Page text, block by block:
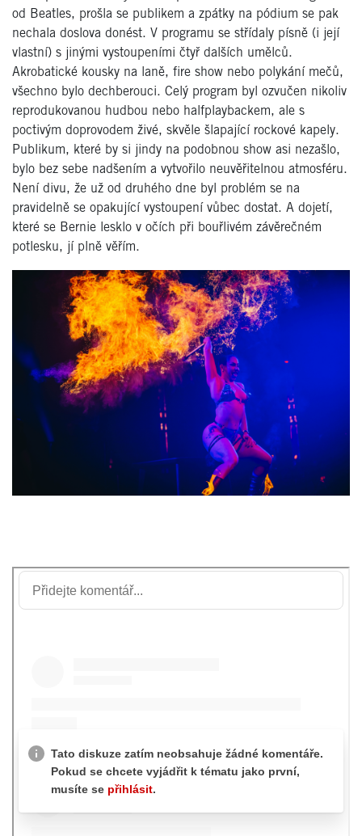
od Beatles, prošla se publikem a zpátky na pódium se pak
nechala doslova donést. V programu se střídaly písně (i její
vlastní) s jinými vystoupeními čtyř dalších umělců.
Akrobatické kousky na laně, fire show nebo polykání mečů,
všechno bylo dechberouci. Celý program byl ozvučen nikoliv
reprodukovanou hudbou nebo halfplaybackem, ale s
poctivým doprovodem živé, skvěle šlapající rockové kapely.
Publikum, které by si jindy na podobnou show asi nezašlo,
bylo bez sebe nadšením a vytvořilo neuvěřitelnou atmosféru.
Není divu, že už od druhého dne byl problém se na
pravidelně se opakující vystoupení vůbec dostat. A dojetí,
které se Bernie lesklo v očích při bouřlivém závěrečném
potlesku, jí plně věřím.